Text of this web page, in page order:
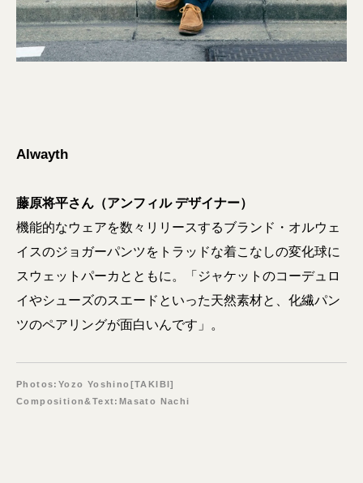
Alwayth
藤原将平さん（アンフィル デザイナー）
機能的なウェアを数々リリースするブランド・オルウェ
イスのジョガーパンツをトラッドな着こなしの変化球に
スウェットパーカとともに。「ジャケットのコーデュロ
イやシューズのスエードといった天然素材と、化繊パン
ツのペアリングが面白いんです」。
Photos:Yozo Yoshino[TAKIBI]
Composition&Text:Masato Nachi